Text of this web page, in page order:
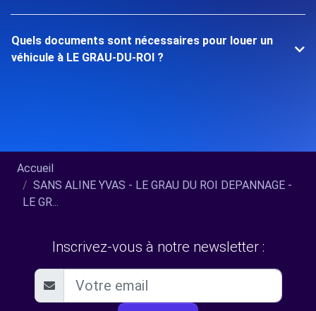
Quels documents sont nécessaires pour louer un
véhicule à LE GRAU-DU-ROI ?
Accueil
SANS ALINE YVAS - LE GRAU DU ROI DEPANNAGE -
LE GR...
Inscrivez-vous à notre newsletter :